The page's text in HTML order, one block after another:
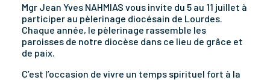
Mgr Jean Yves NAHMIAS vous invite du 5 au 11 juillet à
participer au pèlerinage diocésain de Lourdes.
Chaque année, le pèlerinage rassemble les
paroisses de notre diocèse dans ce lieu de grâce et
de paix.
C’est l’occasion de vivre un temps spirituel fort à la